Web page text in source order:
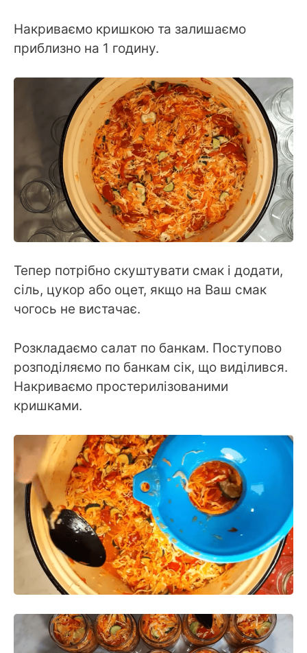
Накриваємо кришкою та залишаємо
приблизно на 1 годину.
Тепер потрібно скуштувати смак і додати,
сіль, цукор або оцет, якщо на Ваш смак
чогось не вистачає.
Розкладаємо салат по банкам. Поступово
розподіляємо по банкам сік, що виділився.
Накриваємо простерилізованими
кришками.